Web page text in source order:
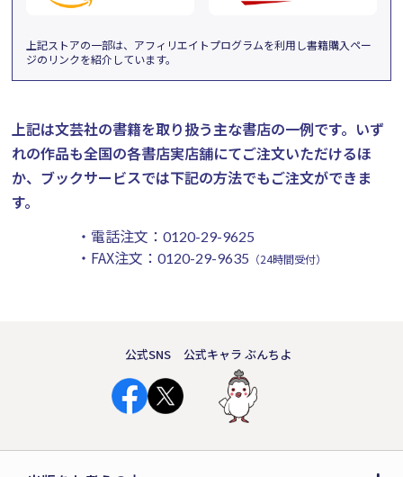
上記ストアの一部は、アフィリエイトプログラムを利用し書籍購入ペー
ジのリンクを紹介しています。
上記は文芸社の書籍を取り扱う主な書店の一例です。 いず
れの作品も全国の各書店実店舗にてご注文いただけるほ
か、ブックサービスでは下記の方法でもご注文ができま
す。
・電話注文： 0120-29-9625
・FAX注文： 0120-29-9635 （24時間受付）
公式SNS 公式キャラ ぶんちよ